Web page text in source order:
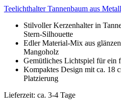
Teelichthalter Tannenbaum aus
Stilvoller Kerzenhalter in
Stern-Silhouette
Edler Material-Mix aus
Mangoholz
Gemütliches Lichtspiel für ein
Kompaktes Design mit ca. 18
Platzierung
Lieferzeit: ca. 3-4 Tage